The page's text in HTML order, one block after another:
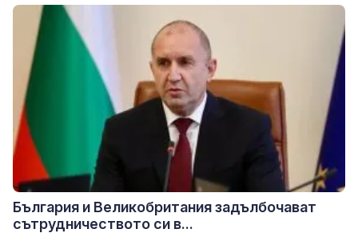
България и Великобритания задълбочават
сътрудничеството си в...